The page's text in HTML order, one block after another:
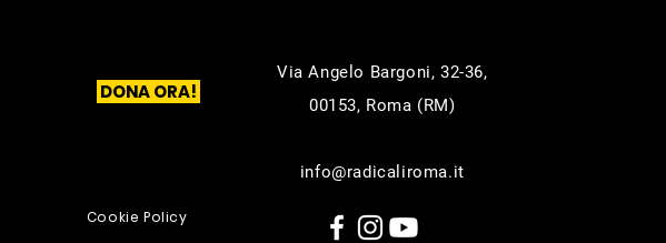
DONA ORA!
Cookie Policy
Via Angelo Bargoni, 32-36,
00153, Roma (RM)
info@radicaliroma.it